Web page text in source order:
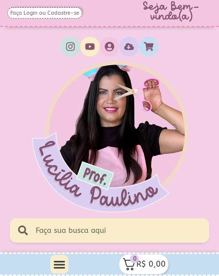
Faça Login ou Cadastre-se Seja Bem-
vindo(a)
0
R$ 0,00